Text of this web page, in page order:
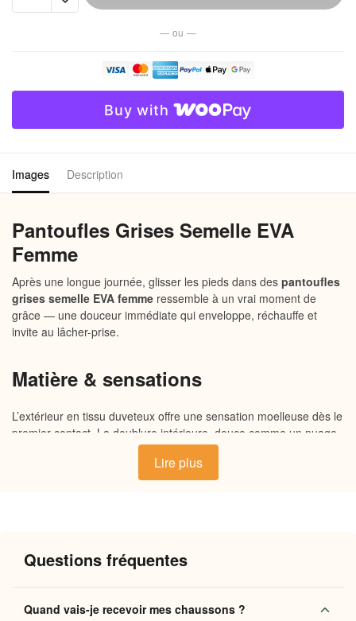
Pantoufle
Semelle
— ou —
Buy with
Images Description
Pantoufles Grises Semelle EVA
Femme
Après une longue journée, glisser les pieds dans des pantoufles
grises semelle EVA femme ressemble à un vrai moment de
grâce — une douceur immédiate qui enveloppe, réchauffe et
invite au lâcher-prise.
Matière & sensations
L’extérieur en tissu duveteux offre une sensation moelleuse dès le
premier contact. La doublure intérieure, douce comme un nuage,
accueille le pied avec une chaleur enveloppante sans jamais
semelle EVA souple — légère, aérée et légèrement
amortissante — absorbe chaque pas pour une déambulation
Pourquoi vous allez l’adorer
Semelle EVA ultra-légère: amorti naturel et légèreté
Lire plus
Questions fréquentes
Quand vais-je recevoir mes chaussons ?